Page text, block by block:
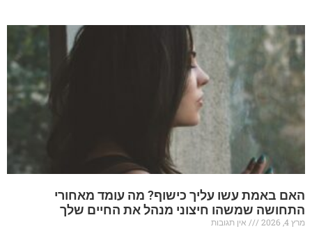
האם באמת עשו עליך כישוף? מה עומד מאחורי
התחושה שמשהו חיצוני מנהל את החיים שלך
מרץ 4, 2026
אין תגובות